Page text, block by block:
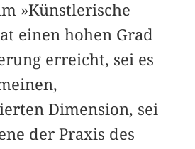
»Künstlerische
einen hohen Grad
erreicht, sei es
Dimension, sei
der Praxis des